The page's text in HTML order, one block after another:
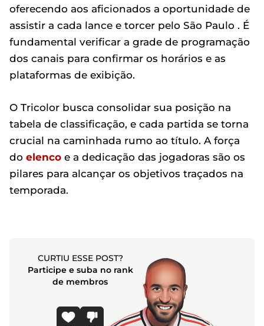
oferecendo aos aficionados a oportunidade de
assistir a cada lance e torcer pelo São Paulo . É
fundamental verificar a grade de programação
dos canais para confirmar os horários e as
plataformas de exibição.
O Tricolor busca consolidar sua posição na
tabela de classificação, e cada partida se torna
crucial na caminhada rumo ao título. A força
do elenco e a dedicação das jogadoras são os
pilares para alcançar os objetivos traçados na
temporada.
CURTIU ESSE POST?
Participe e suba no rank
de membros